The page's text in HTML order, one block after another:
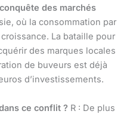
conquête des marchés
où la consommation par
La bataille pour
des marques locales
de buveurs est déjà
d’investissements.
ce conflit ? R : De plus